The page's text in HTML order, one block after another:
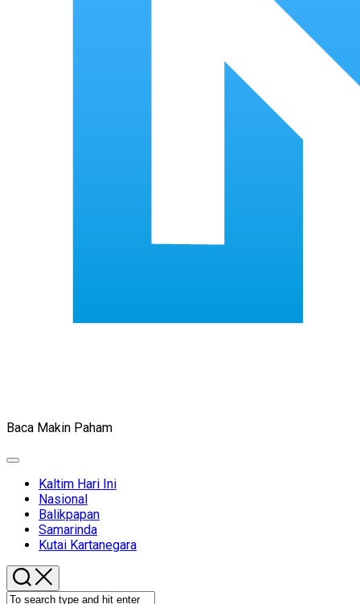
Baca Makin Paham
Expand
Kaltim Hari Ini
Nasional
Balikpapan
Samarinda
Kutai Kartanegara